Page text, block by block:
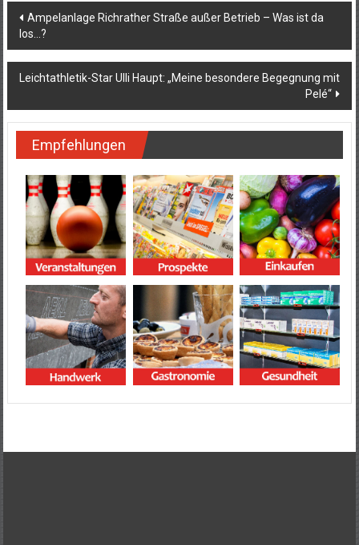
Beitragsnavigation
Ampelanlage Richrather Straße außer Betrieb – Was ist da
los…?
Leichtathletik-Star Ulli Haupt: „Meine besondere Begegnung mit
Pelé“
Empfehlungen